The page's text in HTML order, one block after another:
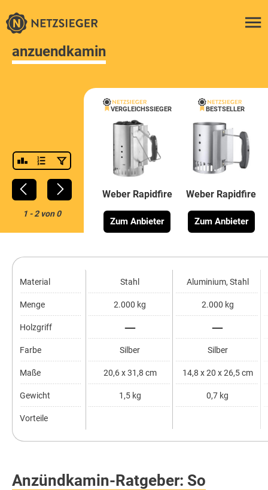
anzuendkamin
1-2von0
VERGLEICHSSIEGER
Weber Rapidfire
Zum Anbieter
BESTSELLER
Weber Rapidfire
Zum Anbieter
Material
Menge
Holzgriff
Farbe
Maße
Gewicht
Vorteile
Stahl
2.000 kg
Silber
20,6 x 31,8 cm
1,5 kg
Aluminium, Stahl
2.000 kg
Silber
14,8 x 20 x 26,5 cm
0,7 kg
Anzündkamin-Ratgeber: So